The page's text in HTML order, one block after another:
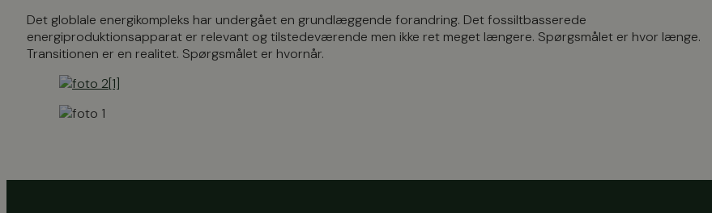
Det globlale energikompleks har undergået en grundlæggende forandring. Det fossiltbasserede
energiproduktionsapparat er relevant og tilstedeværende men ikke ret meget længere. Spørgsmålet er hvor længe.
Transitionen er en realitet. Spørgsmålet er hvornår.